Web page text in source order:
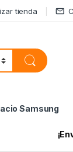
tienda
Samsung